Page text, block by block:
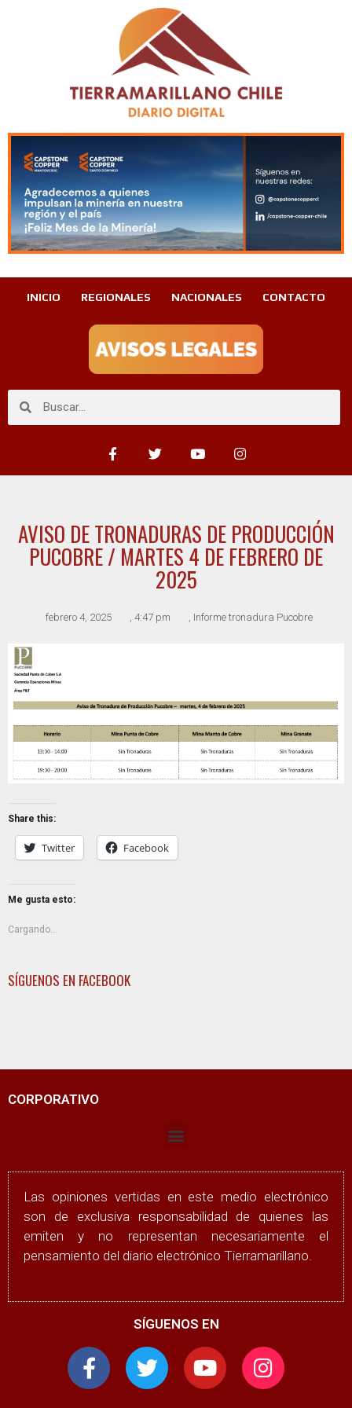
INICIO REGIONALES NACIONALES CONTACTO
AVISO DE TRONADURAS DE PRODUCCIÓN
PUCOBRE / MARTES 4 DE FEBRERO DE
2025
febrero 4, 2025 4:47 pm Informe tronadura Pucobre
Share this:
Twitter Facebook
Me gusta esto:
Cargando...
SÍGUENOS EN FACEBOOK
CORPORATIVO
Las opiniones vertidas en este medio electrónico
son de exclusiva responsabilidad de quienes las
emiten y no representan necesariamente el
pensamiento del diario electrónico Tierramarillano.
SÍGUENOS EN